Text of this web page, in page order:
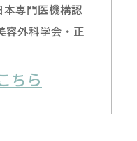
専門医機構認
容外科学会・正
ちら